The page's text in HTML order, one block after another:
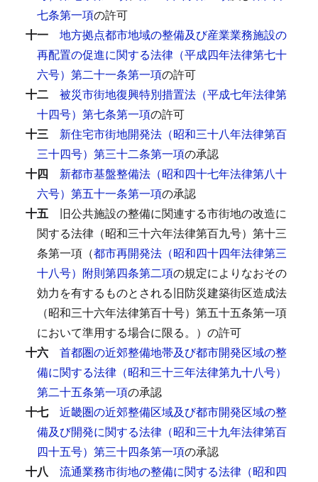
七条第一項の許可
十一 地方拠点都市地域の整備及び産業業務施設の
再配置の促進に関する法律（平成四年法律第七十
六号）第二十一条第一項の許可
十二 被災市街地復興特別措置法（平成七年法律第
十四号）第七条第一項の許可
十三 新住宅市街地開発法（昭和三十八年法律第百
三十四号）第三十二条第一項の承認
十四 新都市基盤整備法（昭和四十七年法律第八十
六号）第五十一条第一項の承認
十五 旧公共施設の整備に関連する市街地の改造に
関する法律（昭和三十六年法律第百九号）第十三
条第一項（都市再開発法（昭和四十四年法律第三
十八号）附則第四条第二項の規定によりなおその
効力を有するものとされる旧防災建築街区造成法
（昭和三十六年法律第百十号）第五十五条第一項
において準用する場合に限る。）の許可
十六 首都圏の近郊整備地帯及び都市開発区域の整
備に関する法律（昭和三十三年法律第九十八号）
第二十五条第一項の承認
十七 近畿圏の近郊整備区域及び都市開発区域の整
備及び開発に関する法律（昭和三十九年法律第百
四十五号）第三十四条第一項の承認
十八 流通業務市街地の整備に関する法律（昭和四